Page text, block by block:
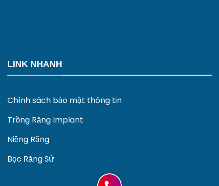
LINK NHANH
Chính sách bảo mật thông tin
Trồng Răng Implant
Niềng Răng
Bọc Răng Sứ